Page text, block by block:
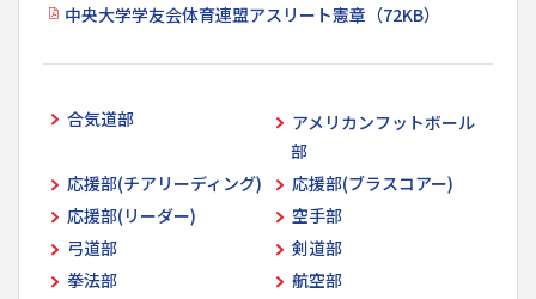
中央大学学友会体育連盟アスリート憲章（72KB）
合気道部
アメリカンフットボール
部
応援部(チアリーディング)
応援部(ブラスコアー)
応援部(リーダー)
空手部
弓道部
剣道部
拳法部
航空部